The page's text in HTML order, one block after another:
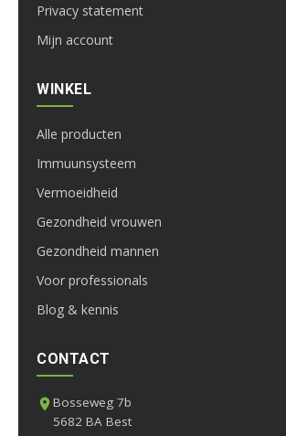
Privacy statement
Mijn account
WINKEL
Alle producten
Immuunsysteem
Vermoeidheid
Gezondheid vrouwen
Gezondheid mannen
Voor professionals
Blog & kennis
CONTACT
Bosseweg 7b
5682 BA Best